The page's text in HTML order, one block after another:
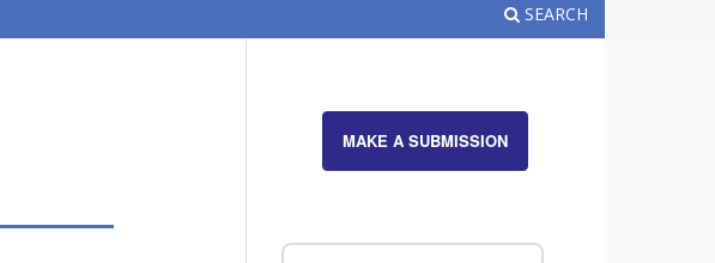
SEARCH
MAKE A SUBMISSION